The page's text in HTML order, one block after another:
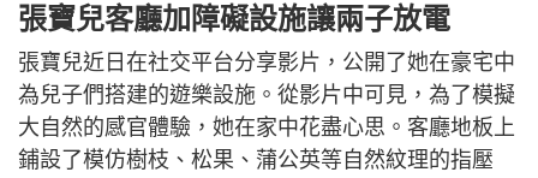
張寶兒客廳加障礙設施讓兩子放電
張寶兒近日在社交平台分享影片，公開了她在豪宅中
為兒子們搭建的遊樂設施。從影片中可見，為了模擬
大自然的感官體驗，她在家中花盡心思。客廳地板上
鋪設了模仿樹枝、松果、蒲公英等自然紋理的指壓